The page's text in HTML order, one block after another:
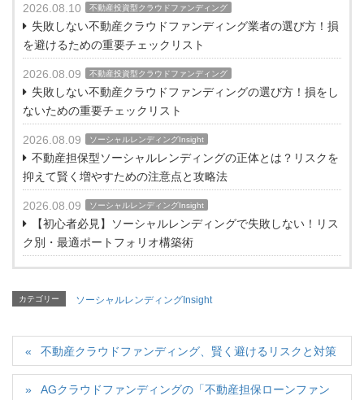
2026.08.10 不動産投資型クラウドファンディング
失敗しない不動産クラウドファンディング業者の選び方！損
を避けるための重要チェックリスト
2026.08.09 不動産投資型クラウドファンディング
失敗しない不動産クラウドファンディングの選び方！損をし
ないための重要チェックリスト
2026.08.09 ソーシャルレンディングInsight
不動産担保型ソーシャルレンディングの正体とは？リスクを
抑えて賢く増やすための注意点と攻略法
2026.08.09 ソーシャルレンディングInsight
【初心者必見】ソーシャルレンディングで失敗しない！リス
ク別・最適ポートフォリオ構築術
カテゴリー ソーシャルレンディングInsight
不動産クラウドファンディング、賢く避けるリスクと対策
AGクラウドファンディングの「不動産担保ローンファン